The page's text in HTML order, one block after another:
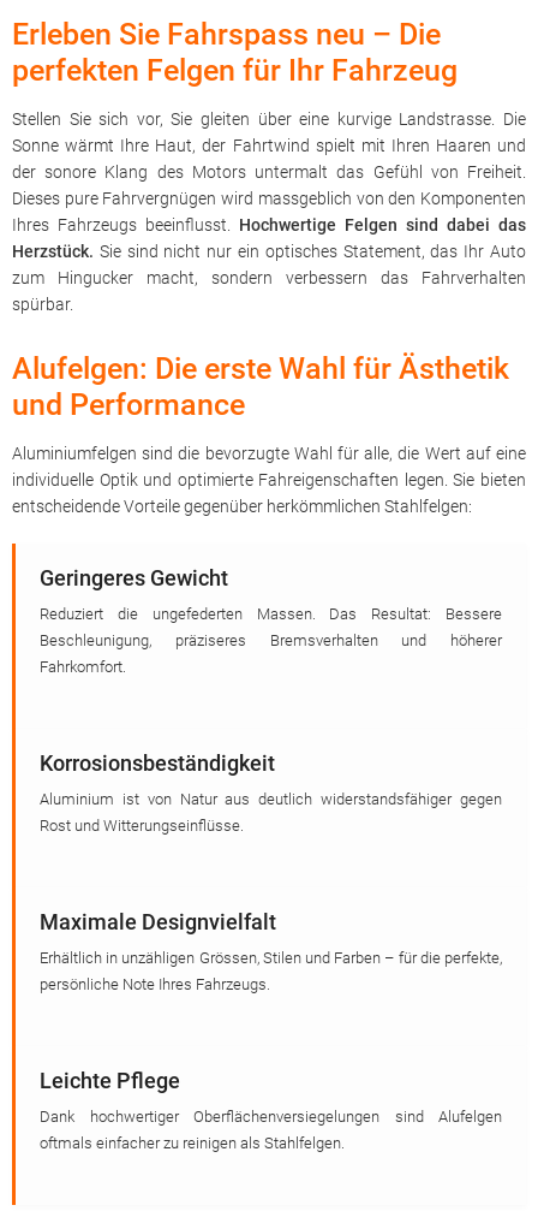
Erleben Sie Fahrspass neu – Die
perfekten Felgen für Ihr Fahrzeug
Stellen Sie sich vor, Sie gleiten über eine kurvige Landstrasse. Die
Sonne wärmt Ihre Haut, der Fahrtwind spielt mit Ihren Haaren und
der sonore Klang des Motors untermalt das Gefühl von Freiheit.
Dieses pure Fahrvergnügen wird massgeblich von den Komponenten
Ihres Fahrzeugs beeinflusst. Hochwertige Felgen sind dabei das
Herzstück. Sie sind nicht nur ein optisches Statement, das Ihr Auto
zum Hingucker macht, sondern verbessern das Fahrverhalten
spürbar.
Alufelgen: Die erste Wahl für Ästhetik
und Performance
Aluminiumfelgen sind die bevorzugte Wahl für alle, die Wert auf eine
individuelle Optik und optimierte Fahreigenschaften legen. Sie bieten
entscheidende Vorteile gegenüber herkömmlichen Stahlfelgen:
Geringeres Gewicht
Reduziert die ungefederten Massen. Das Resultat: Bessere
Beschleunigung, präziseres Bremsverhalten und höherer
Fahrkomfort.
Korrosionsbeständigkeit
Aluminium ist von Natur aus deutlich widerstandsfähiger gegen
Rost und Witterungseinflüsse.
Maximale Designvielfalt
Erhältlich in unzähligen Grössen, Stilen und Farben – für die perfekte,
persönliche Note Ihres Fahrzeugs.
Leichte Pflege
Dank hochwertiger Oberflächenversiegelungen sind Alufelgen
oftmals einfacher zu reinigen als Stahlfelgen.